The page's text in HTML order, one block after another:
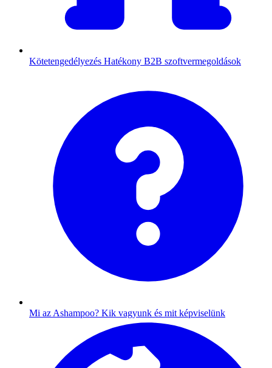
Kötetengedélyezés Hatékony B2B szoftvermegoldások
Mi az Ashampoo? Kik vagyunk és mit képviselünk